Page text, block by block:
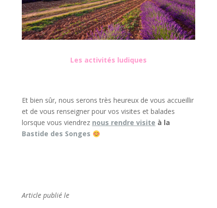
Les activités ludiques
Et bien sûr, nous serons très heureux de vous accueillir
et de vous renseigner pour vos visites et balades
lorsque vous viendrez nous rendre visite à la
Bastide des Songes
Article publié le